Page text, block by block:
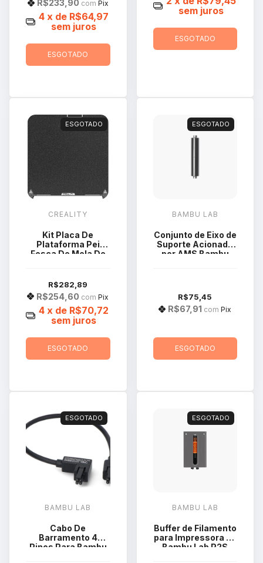
R$233,90 com Pix
4 x de R$64,97
sem juros
ESGOTADO
sem juros
ESGOTADO
ESGOTADO
CREALITY
Kit Placa De
Plataforma Pei
Fosca De Mola De
R$282,89
R$254,60 com Pix
4 x de R$70,72
sem juros
ESGOTADO
ESGOTADO
BAMBU LAB
Conjunto de Eixo de
Suporte Acionado
por AMS Bambu
R$75,45
R$67,91 com Pix
ESGOTADO
ESGOTADO
BAMBU LAB
Cabo De
Barramento 4
Pinos Para Bambu
ESGOTADO
BAMBU LAB
Buffer de Filamento
para Impressora 3d
Bambu Lab P2S